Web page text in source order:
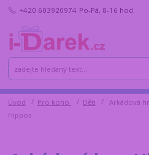
+420 603920974 Po-Pá, 8-16 hod.
Úvod Pro koho Děti
Arkádová
Hippos